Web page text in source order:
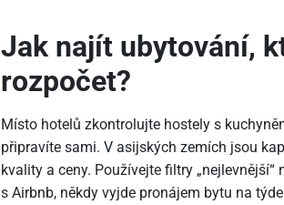
Jak najít ubytování,
rozpočet?
Místo hotelů zkontrolujte hostely s
připravíte sami. V asijských zemích jsou
kvality a ceny. Používejte filtry
s Airbnb, někdy vyjde pronájem bytu na